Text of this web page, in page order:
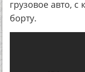
грузовое авто,
борту.